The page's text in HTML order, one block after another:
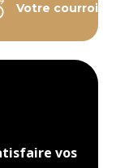
Votre courroie
vos